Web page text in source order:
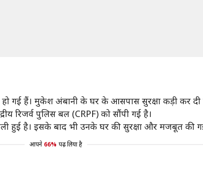
गई हैं। मुकेश अंबानी के घर के आसपास सुरक्षा कड़ी कर दी
रिजर्व पुलिस बल (CRPF) को सौंपी गई है।
हुई है। इसके बाद भी उनके घर की सुरक्षा और मजबूत की
आपने 66% पढ़ लिया है